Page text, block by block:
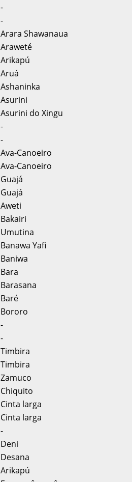
-
-
Arara Shawanaua
Araweté
Arikapú
Aruá
Ashaninka
Asurini
Asurini do Xingu
-
-
Ava-Canoeiro
Ava-Canoeiro
Guajá
Guajá
Aweti
Bakairi
Umutina
Banawa Yafi
Baniwa
Bara
Barasana
Baré
Bororo
-
-
Timbira
Timbira
Zamuco
Chiquito
Cinta larga
Cinta larga
-
Deni
Desana
Arikapú